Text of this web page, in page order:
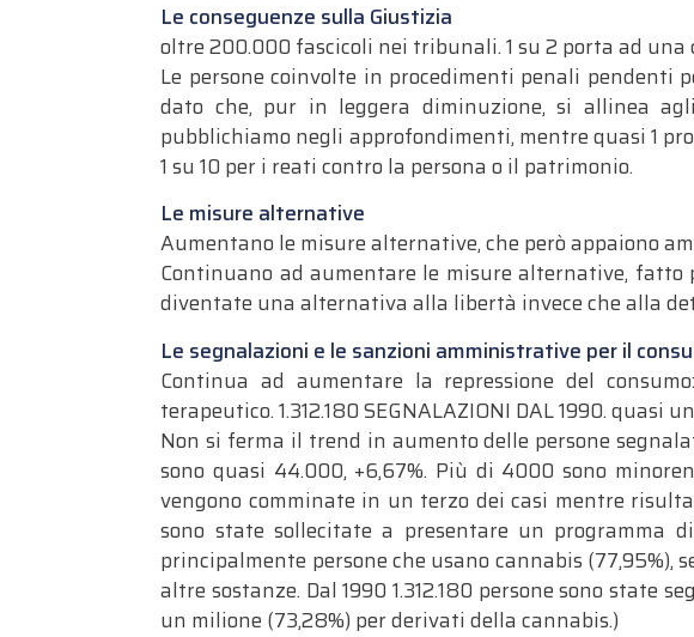
Le conseguenze sulla Giustizia
oltre 200.000 fascicoli nei tribunali. 1 su 2 porta ad
Le persone coinvolte in procedimenti penali pendenti
dato che, pur in leggera diminuzione, si allinea
pubblichiamo negli approfondimenti, mentre quasi 1
1 su 10 per i reati contro la persona o il patrimonio.
Le misure alternative
Aumentano le misure alternative, che però appaiono
Continuano ad aumentare le misure alternative, fatto
diventate una alternativa alla libertà invece che alla
Le segnalazioni e le sanzioni amministrative per il
Continua ad aumentare la repressione del
terapeutico. 1.312.180 SEGNALAZIONI DAL 1990. quasi
Non si ferma il trend in aumento delle persone
sono quasi 44.000, +6,67%. Più di 4000 sono
vengono comminate in un terzo dei casi mentre
sono state sollecitate a presentare un programma
principalmente persone che usano cannabis (77,95%),
altre sostanze. Dal 1990 1.312.180 persone sono state
un milione (73,28%) per derivati della cannabis.)